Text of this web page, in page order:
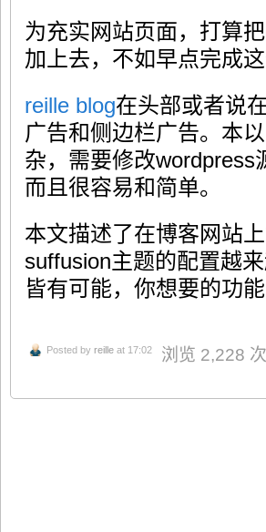
为充实网站页面，打算
加上去，不如早点完成这
reille blog在头部或者说
广告和侧边栏广告。本
杂，需要修改
而且很容易和简单。
本文描述了在博客网站
suffusion主题的配置越
皆有可能，你想要的功
Posted by reille at 17:02 浏览 2,228 次